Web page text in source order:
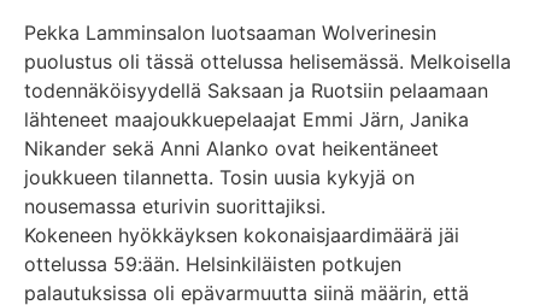
Pekka Lamminsalon luotsaaman Wolverinesin
puolustus oli tässä ottelussa helisemässä. Melkoisella
todennäköisyydellä Saksaan ja Ruotsiin pelaamaan
lähteneet maajoukkuepelaajat Emmi Järn, Janika
Nikander sekä Anni Alanko ovat heikentäneet
joukkueen tilannetta. Tosin uusia kykyjä on
nousemassa eturivin suorittajiksi.
Kokeneen hyökkäyksen kokonaisjaardimäärä jäi
ottelussa 59:ään. Helsinkiläisten potkujen
palautuksissa oli epävarmuutta siinä määrin, että